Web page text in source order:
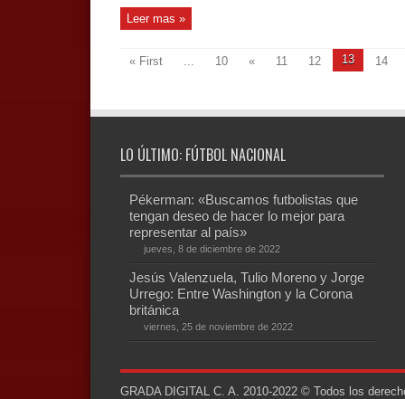
Leer mas »
« First ... 10 « 11 12 13 14
LO ÚLTIMO: FÚTBOL NACIONAL
Pékerman: «Buscamos futbolistas que
tengan deseo de hacer lo mejor para
representar al país»
jueves, 8 de diciembre de 2022
Jesús Valenzuela, Tulio Moreno y Jorge
Urrego: Entre Washington y la Corona
británica
viernes, 25 de noviembre de 2022
GRADA DIGITAL C. A. 2010-2022 © Todos los